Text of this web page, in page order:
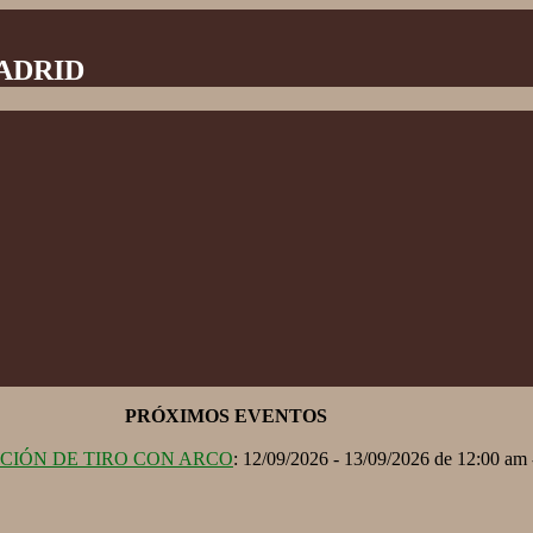
PRÓXIMOS EVENTOS
DE TIRO CON ARCO: 12/09/2026 - 13/09/2026 de 12:00 am